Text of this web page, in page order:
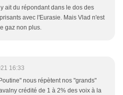
ait du répondant dans le dos des
avec l'Eurasie. Mais Vlad n'est
gaz non plus.
16:33
nous répètent nos "grands"
crédité de 1 à 2% des voix à la